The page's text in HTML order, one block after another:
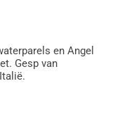
en Angel
Gesp van